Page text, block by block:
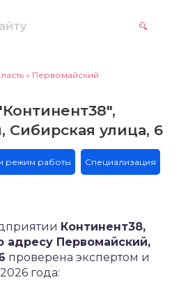
» Первомайский
Сибирская улица, 6
режим работы Специализация
Континент38,
адресу Первомайский,
проверена экспертом и
года: